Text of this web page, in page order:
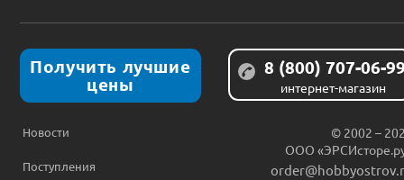
Получить лучшие
цены
8 (800) 707-06-
интернет-магазин
Новости
Поступления
© 2002 –
ООО